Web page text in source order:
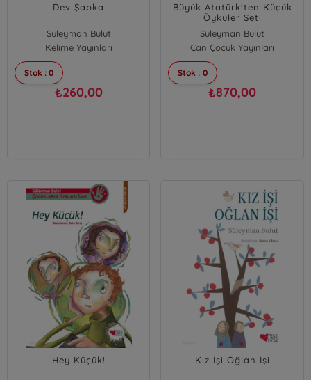
Dev Şapka
Süleyman Bulut
Kelime Yayınları
Stok : 0
₺260,00
Büyük Atatürk'ten Küçük
Öyküler Seti
Süleyman Bulut
Can Çocuk Yayınları
Stok : 0
₺870,00
Hey Küçük! Kız İşi Oğlan İşi